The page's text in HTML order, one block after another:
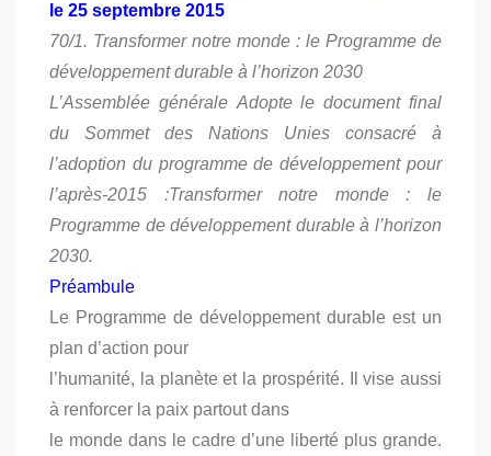
le 25 septembre 2015
70/1. Transformer notre monde : le Programme de
développement durable à l’horizon 2030
L’Assemblée générale Adopte le document final
du Sommet des Nations Unies consacré à
l’adoption du programme de développement pour
l’après-2015 :Transformer notre monde : le
Programme de développement durable à l’horizon
2030.
Préambule
Le Programme de développement durable est un
plan d’action pour
l’humanité, la planète et la prospérité. Il vise aussi
à renforcer la paix partout dans
le monde dans le cadre d’une liberté plus grande.